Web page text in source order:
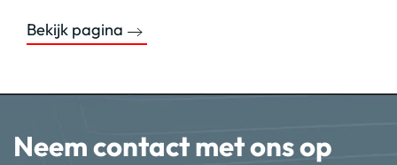
Bekijk pagina
Neem contact met ons op